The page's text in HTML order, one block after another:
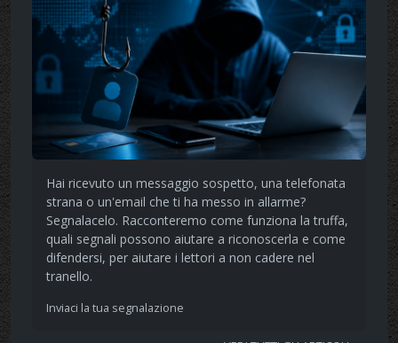
Hai ricevuto un messaggio sospetto, una telefonata
strana o un'email che ti ha messo in allarme?
Segnalacelo. Racconteremo come funziona la truffa,
quali segnali possono aiutare a riconoscerla e come
difendersi, per aiutare i lettori a non cadere nel
tranello.
Inviaci la tua segnalazione